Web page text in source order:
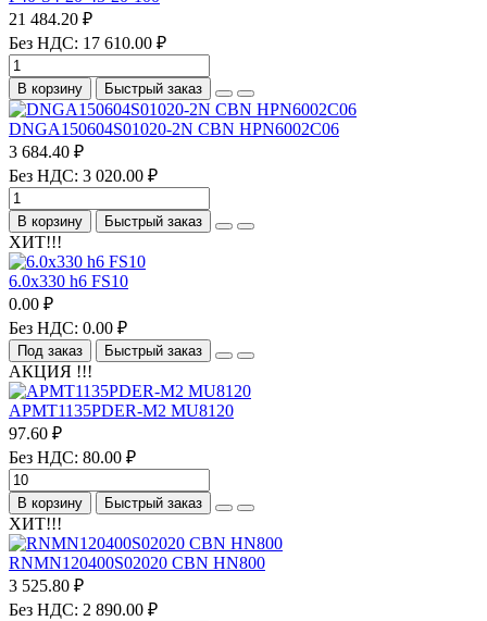
21 484.20 ₽
Без НДС: 17 610.00 ₽
В корзину Быстрый заказ
DNGA150604S01020-2N CBN HPN6002C06
3 684.40 ₽
Без НДС: 3 020.00 ₽
В корзину Быстрый заказ
ХИТ!!!
6.0х330 h6 FS10
0.00 ₽
Без НДС: 0.00 ₽
Под заказ Быстрый заказ
АКЦИЯ !!!
APMT1135PDER-M2 MU8120
97.60 ₽
Без НДС: 80.00 ₽
В корзину Быстрый заказ
ХИТ!!!
RNMN120400S02020 CBN HN800
3 525.80 ₽
Без НДС: 2 890.00 ₽